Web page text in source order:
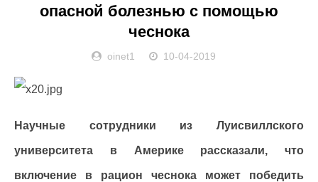
опасной болезнью с помощью
чеснока
oinet1 10-04-2019
Научные сотрудники из Луисвиллского
университета в Америке рассказали, что
включение в рацион чеснока может победить